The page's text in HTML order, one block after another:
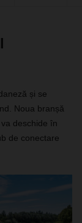
și se
Noua branșă
deschide în
de conectare